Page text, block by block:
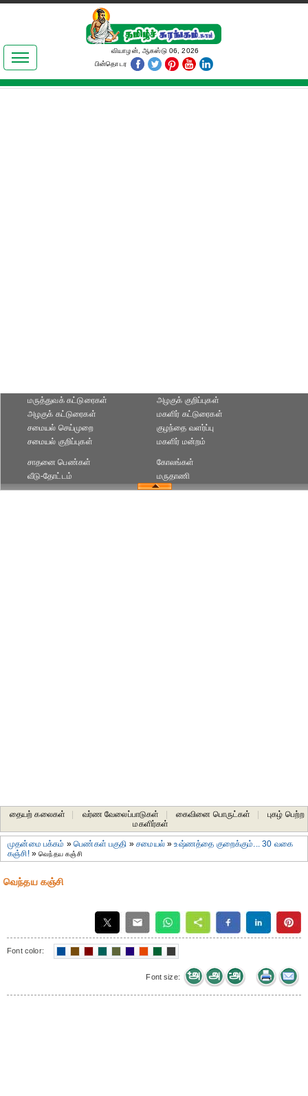
இலக்கியங்கள்
தமிழ் உலகம்
வியாழன், ஆகஸ்டு 06, 2026
பின்தொடர
மருத்துவக் கட்டுரைகள்
அழகுக் கட்டுரைகள்
அழகுக் குறிப்புகள்
மகளிர் கட்டுரைகள்
சமையல் செய்முறை
சமையல் குறிப்புகள்
குழந்தை வளர்ப்பு
மகளிர் மன்றம்
சாதனை பெண்கள்
வீடு-தோட்டம்
கோலங்கள்
மருதாணி
தையற் கலைகள் வர்ண வேலைப்பாடுகள் கைவினை பொருட்கள்
புகழ் பெற்ற
மகளிர்கள்
முதன்மை பக்கம் »பெண்கள் பகுதி »சமையல்»உஷ்ணத்தை குறைக்கும்... 30 வகை
கஞ்சி!»வெந்தய கஞ்சி
வெந்தய கஞ்சி
Font color:
Font size: